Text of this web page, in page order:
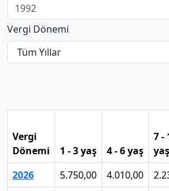
Vergi Dönemi
Vergi
Dönemi
1 - 3 yaş 4 - 6 yaş
7 -
yaş
2026
5.750,00 4.010,00